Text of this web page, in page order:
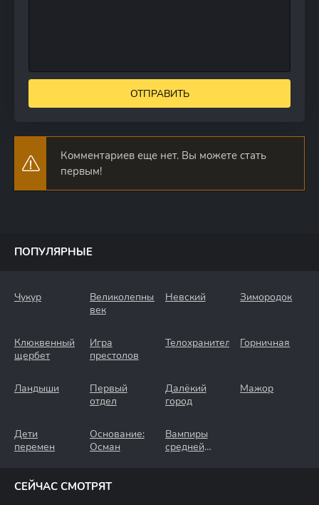
ОТПРАВИТЬ
Комментариев еще нет. Вы можете стать
первым!
ПОПУЛЯРНЫЕ
Чукур
Великолепный
век
Невский Зимородок
Клюквенный
щербет
Игра
престолов
Телохранители Горничная
Ландыши
Первый
отдел
Далёкий
город
Мажор
Дети
перемен
Основание:
Осман
Вампиры
средней
СЕЙЧАС СМОТРЯТ